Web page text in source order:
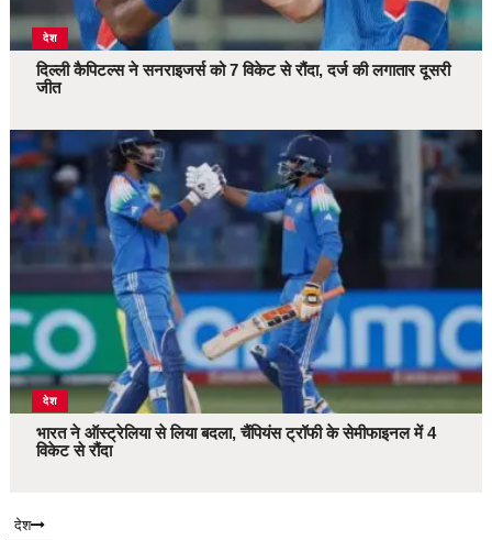
देश
दिल्ली कैपिटल्स ने सनराइजर्स को 7 विकेट से रौंदा, दर्ज की लगातार दूसरी
जीत
देश
भारत ने ऑस्ट्रेलिया से लिया बदला, चैंपियंस ट्रॉफी के सेमीफाइनल में 4
विकेट से रौंदा
देश